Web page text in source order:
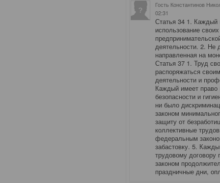
Гость Константинов
02:31
Статья 34 1. Каждый
использование
деятельности. 2. Не
направленная на
Статья 37 1. Труд
распоряжаться
деятельности и
Каждый имеет право
безопасности и
ни было
законом
защиту от
коллективные
федеральным
забастовку. 5.
трудовому
законом
праздничные дни,